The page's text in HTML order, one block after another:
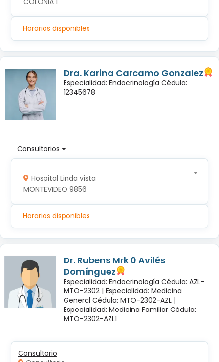
COLONIA 1
Horarios disponibles
Dra. Karina Carcamo Gonzalez
Especialidad: Endocrinología Cédula:
12345678
Consultorios
Hospital Linda vista
MONTEVIDEO 9856
Horarios disponibles
Dr. Rubens Mrk 0 Avilés
Domínguez
Especialidad: Endocrinología Cédula: AZL-
MTO-2302 | Especialidad: Medicina
General Cédula: MTO-2302-AZL |
Especialidad: Medicina Familiar Cédula:
MTO-2302-AZL1
Consultorio